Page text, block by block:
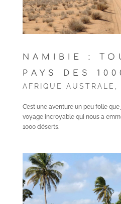
NAMIBIE :
PAYS DES
AFRIQUE AUSTRALE
C’est une aventure un peu folle
voyage incroyable qui nous a
1000 déserts.